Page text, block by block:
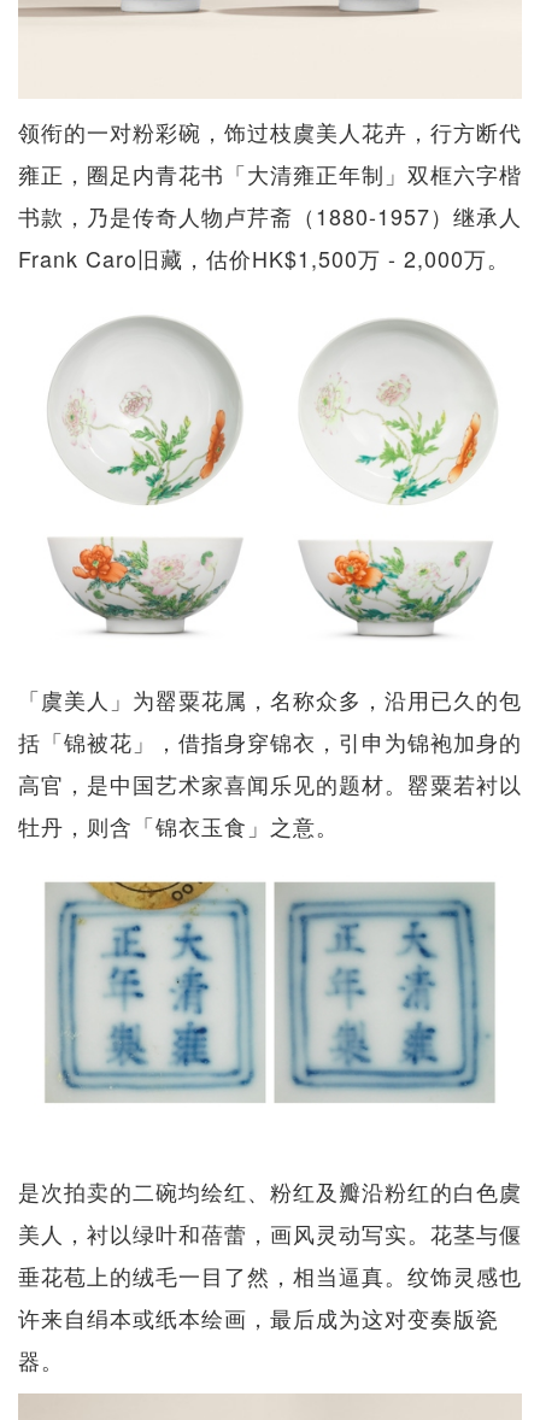
领衔的一对粉彩碗，饰过枝虞美人花卉，行方断代
雍正，圈足内青花书「大清雍正年制」双框六字楷
书款，乃是传奇人物卢芹斋（1880-1957）继承人
Frank Caro旧藏，估价HK$1,500万 - 2,000万。
「虞美人」为罂粟花属，名称众多，沿用已久的包
括「锦被花」，借指身穿锦衣，引申为锦袍加身的
高官，是中国艺术家喜闻乐见的题材。罂粟若衬以
牡丹，则含「锦衣玉食」之意。
是次拍卖的二碗均绘红、粉红及瓣沿粉红的白色虞
美人，衬以绿叶和蓓蕾，画风灵动写实。花茎与偃
垂花苞上的绒毛一目了然，相当逼真。纹饰灵感也
许来自绢本或纸本绘画，最后成为这对变奏版瓷
器。